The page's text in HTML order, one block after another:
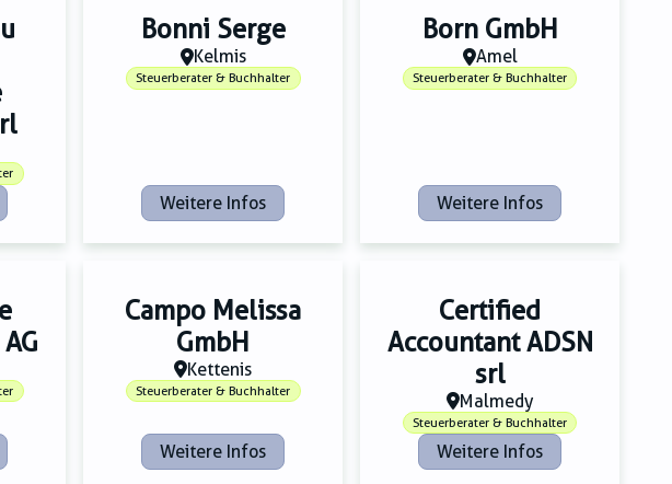
Bonni Serge
Kelmis
Steuerberater & Buchhalter
Weitere Infos
Born GmbH
Amel
Steuerberater & Buchhalter
Weitere Infos
Campo Melissa
GmbH
Kettenis
Steuerberater & Buchhalter
Weitere Infos
Certified
Accountant ADSN
srl
Malmedy
Steuerberater & Buchhalter
Weitere Infos